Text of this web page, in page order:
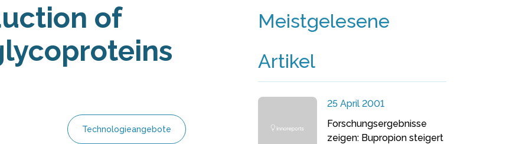
of
Technologieangebote
Meistgelesene
Artikel
25 April 2001
Forschungsergebnisse
zeigen: Bupropion steigert